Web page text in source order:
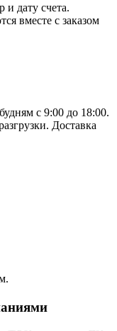
и дату счета.
вместе с заказом
с 9:00 до 18:00.
Доставка